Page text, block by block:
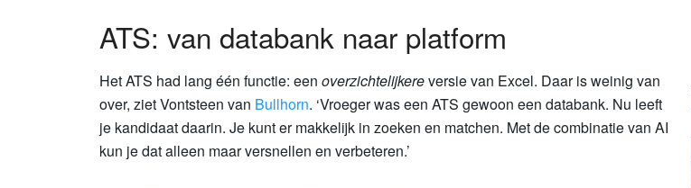
ATS: van databank naar platform
Het ATS had lang één functie: een overzichtelijkereversie van Excel. Daar is weinig van
over, ziet Vontsteen van Bullhorn. ‘Vroeger was een ATS gewoon een databank. Nu leeft
je kandidaat daarin. Je kunt er makkelijk in zoeken en matchen. Met de combinatie van AI
kun je dat alleen maar versnellen en verbeteren.’